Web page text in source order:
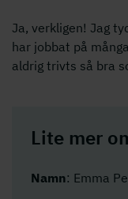
Ja, verkligen! Jag
har jobbat på
aldrig trivts så bra
Lite mer
Namn: Emma